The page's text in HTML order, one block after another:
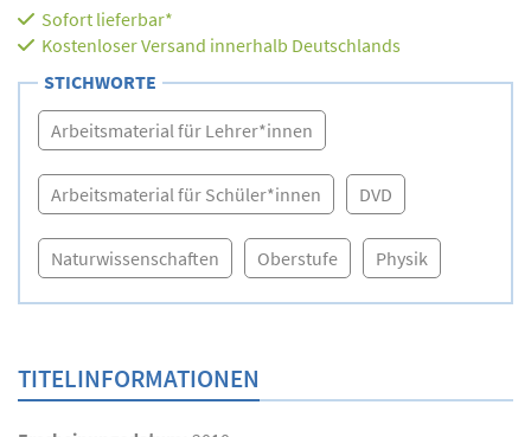
Sofort lieferbar*
Kostenloser Versand innerhalb Deutschlands
STICHWORTE
Arbeitsmaterial für Lehrer*innen
Arbeitsmaterial für Schüler*innen DVD
Naturwissenschaften Oberstufe Physik
TITELINFORMATIONEN